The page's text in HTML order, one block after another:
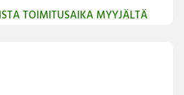
TOIMITUSAIKA MYYJÄLTÄ